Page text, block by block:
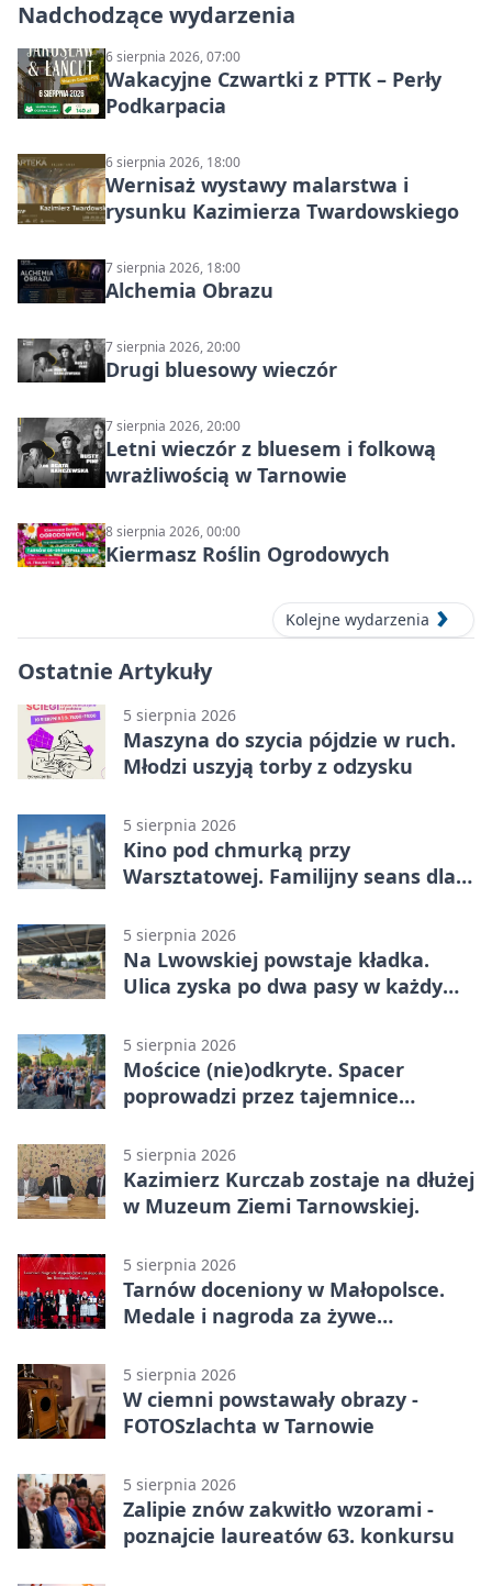
Nadchodzące wydarzenia
6 sierpnia 2026, 07:00
Wakacyjne Czwartki z PTTK – Perły
Podkarpacia
6 sierpnia 2026, 18:00
Wernisaż wystawy malarstwa i
rysunku Kazimierza Twardowskiego
7 sierpnia 2026, 18:00
Alchemia Obrazu
7 sierpnia 2026, 20:00
Drugi bluesowy wieczór
7 sierpnia 2026, 20:00
Letni wieczór z bluesem i folkową
wrażliwością w Tarnowie
8 sierpnia 2026, 00:00
Kiermasz Roślin Ogrodowych
Kolejne wydarzenia
Ostatnie Artykuły
5 sierpnia 2026
Maszyna do szycia pójdzie w ruch.
Młodzi uszyją torby z odzysku
5 sierpnia 2026
Kino pod chmurką przy
Warsztatowej. Familijny seans dla
5 sierpnia 2026
Na Lwowskiej powstaje kładka.
Ulica zyska po dwa pasy w każdym
5 sierpnia 2026
Mościce (nie)odkryte. Spacer
poprowadzi przez tajemnice
5 sierpnia 2026
Kazimierz Kurczab zostaje na dłużej
w Muzeum Ziemi Tarnowskiej.
5 sierpnia 2026
Tarnów doceniony w Małopolsce.
Medale i nagroda za żywe
5 sierpnia 2026
W ciemni powstawały obrazy -
FOTOSzlachta w Tarnowie
5 sierpnia 2026
Zalipie znów zakwitło wzorami -
poznajcie laureatów 63. konkursu